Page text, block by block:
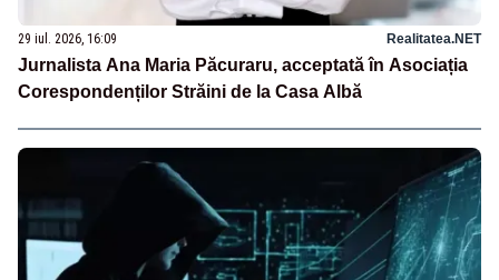
29 iul. 2026, 16:09 Realitatea.NET
Jurnalista Ana Maria Păcuraru, acceptată în Asociația
Corespondenților Străini de la Casa Albă